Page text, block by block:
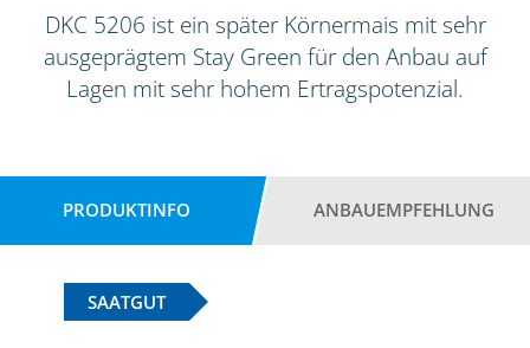
DKC 5206 ist ein später Körnermais mit sehr
ausgeprägtem Stay Green für den Anbau auf
Lagen mit sehr hohem Ertragspotenzial.
PRODUKTINFO ANBAUEMPFEHLUNG
SAATGUT